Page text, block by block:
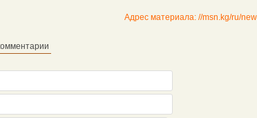
Адрес материала: //msn.kg/ru/